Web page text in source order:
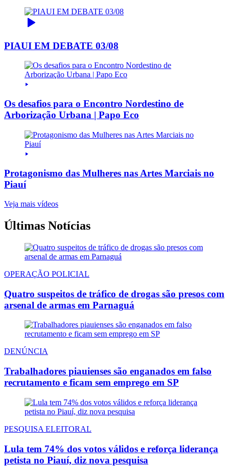
PIAUI EM DEBATE 03/08
Os desafios para o Encontro Nordestino de
Arborização Urbana | Papo Eco
Protagonismo das Mulheres nas Artes Marciais no
Piauí
Veja mais vídeos
Últimas Notícias
OPERAÇÃO POLICIAL
Quatro suspeitos de tráfico de drogas são presos com
arsenal de armas em Parnaguá
DENÚNCIA
Trabalhadores piauienses são enganados em falso
recrutamento e ficam sem emprego em SP
PESQUISA ELEITORAL
Lula tem 74% dos votos válidos e reforça liderança
petista no Piauí, diz nova pesquisa